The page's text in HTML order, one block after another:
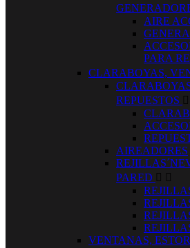
AIRE
PARA
CLARABOYAS,
REPUESTOS 
AIREADORES
PARED  
VENTANAS,